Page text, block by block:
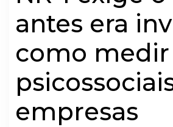
antes era
como medir
empresas